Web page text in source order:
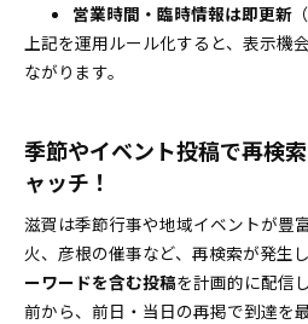
営業時間・臨時情報は即更新
上記を運用ルール化すると、表示機
ながります。
季節やイベント投稿で再検
ャッチ！
滋賀は季節行事や地域イベントが豊
火、彦根の催事など、再検索が発生
ーワードを含む投稿を計画的に配信
前から、前日・当日の再掲で到達を